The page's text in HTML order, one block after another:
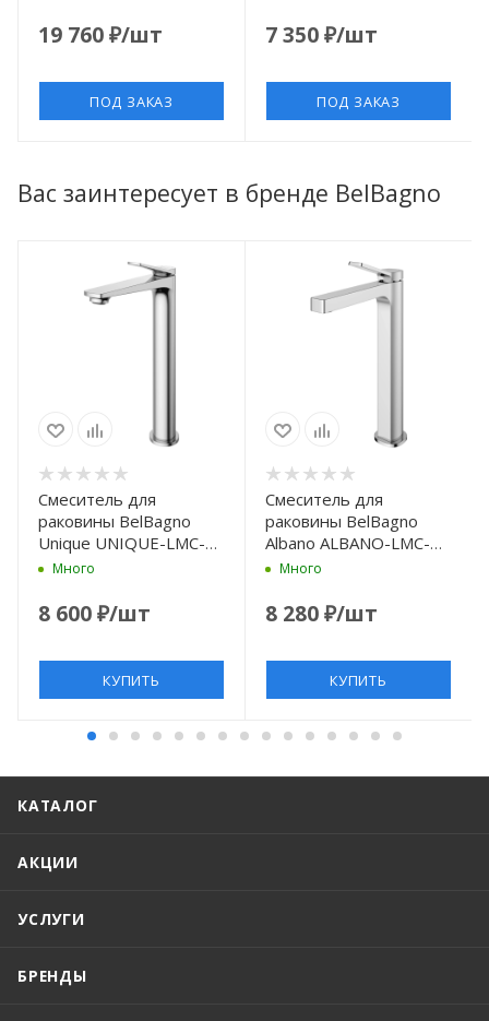
19 760₽/шт
ПОД ЗАКАЗ
7 350₽/шт
ПОД ЗАКАЗ
Вас заинтересует в бренде BelBagno
Смеситель для
раковины BelBagno
Unique UNIQUE-LMC-
CRM-W0 без донного
Много
8 600₽/шт
КУПИТЬ
Смеситель для
раковины BelBagno
Albano ALBANO-LMC-
CRM-W0 без донного
Много
8 280₽/шт
КУПИТЬ
КАТАЛОГ
АКЦИИ
УСЛУГИ
БРЕНДЫ